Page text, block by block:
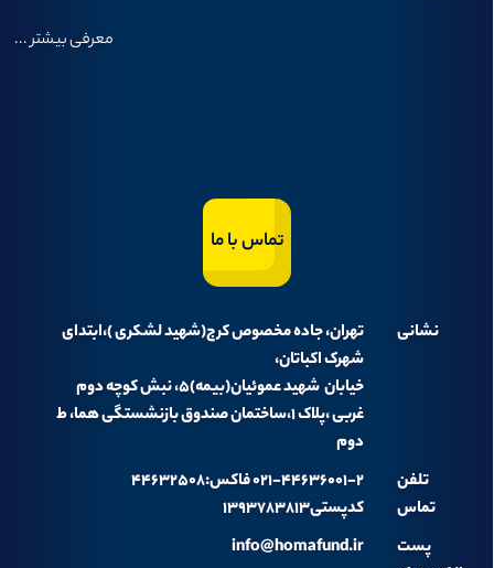
معرفی بیشتر...
تماس با ما
نشانی
تهران، جاده مخصوص کرج(شهید لشکری )،ابتدای
شهرک اکباتان،
خیابان شهید عموئیان(بیمه)۵، نبش کوچه دوم
غربی ،پلاک ۱،ساختمان صندوق بازنشستگی هما، ط
دوم
تلفن
تماس
۰۲۱-۴۴۶۳۶۰۰۱-۲ فاکس:۴۴۶۳۲۵۰۸
کدپستی۱۳۹۳۷۸۳۸۱۳
پست
info@homafund.ir